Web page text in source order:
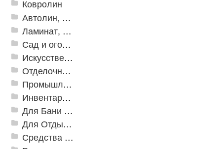
Ковролин
Автолин, Транслин, Линолеум
Ламинат, Кварцвиниловая плитка SPC
Сад и огород
Искусственная трава
Отделочные профили
Промышленный текстиль
Инвентарь для клининга
Для Бани и Сауны
Для Отдыха и Пикника
Средства от насекомых и садовых вредителей